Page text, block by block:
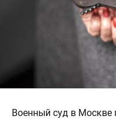
Военный суд в Москве